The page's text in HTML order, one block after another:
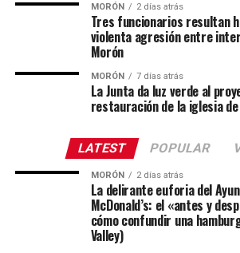
MORÓN 2 días atrás
Tres funcionarios resultan
violenta agresión entre
Morón
MORÓN 7 días atrás
La Junta da luz verde al
restauración de la iglesia
LATEST POPULAR
MORÓN 2 días atrás
La delirante euforia del
McDonald’s: el «antes y
cómo confundir una
Valley)